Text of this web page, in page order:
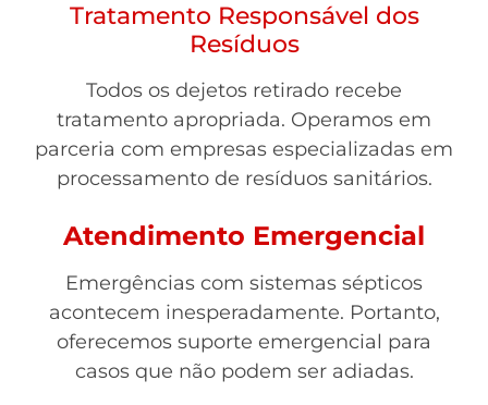
Tratamento Responsável dos
Resíduos
Todos os dejetos retirado recebe
tratamento apropriada. Operamos em
parceria com empresas especializadas em
processamento de resíduos sanitários.
Atendimento Emergencial
Emergências com sistemas sépticos
acontecem inesperadamente. Portanto,
oferecemos suporte emergencial para
casos que não podem ser adiadas.